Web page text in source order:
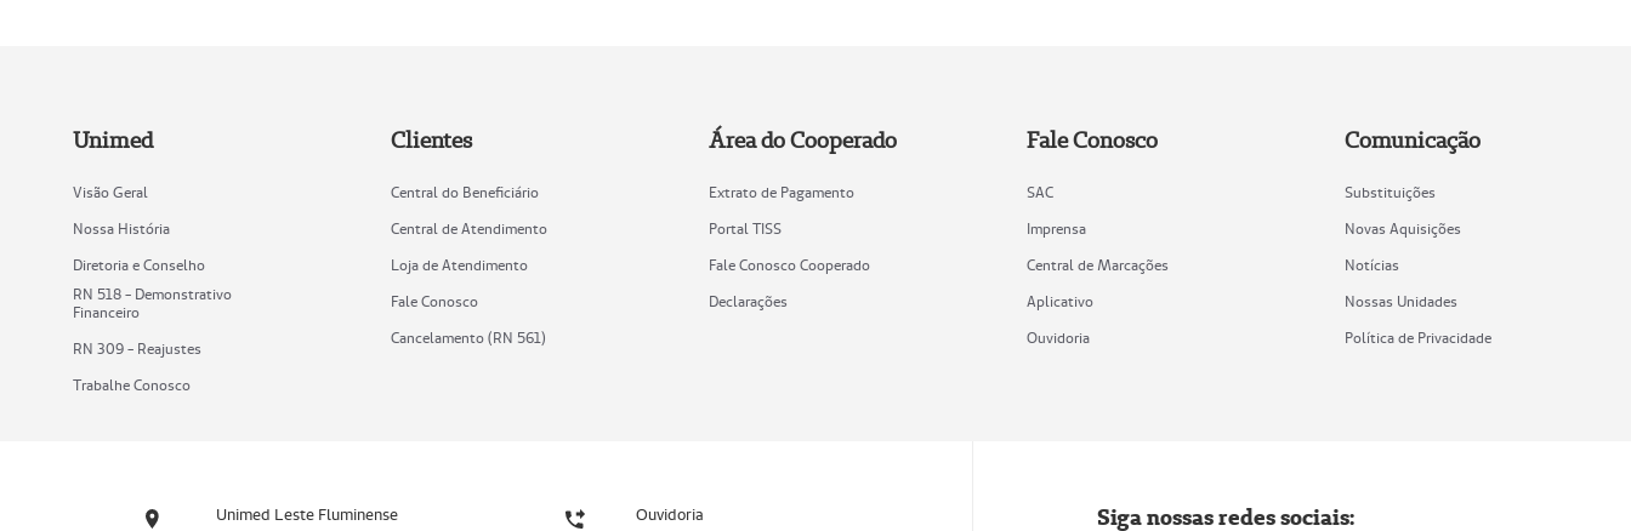
Unimed
Visão Geral
Nossa História
Diretoria e Conselho
RN 518 - Demonstrativo
Financeiro
RN 309 - Reajustes
Trabalhe Conosco
Clientes
Central do Beneficiário
Central de Atendimento
Loja de Atendimento
Fale Conosco
Cancelamento (RN 561)
Área do Cooperado
Extrato de Pagamento
Portal TISS
Fale Conosco Cooperado
Declarações
Fale Conosco
SAC
Imprensa
Central de Marcações
Aplicativo
Ouvidoria
Comunicação
Substituições
Novas Aquisições
Notícias
Nossas Unidades
Política de Privacidade
Unimed Leste Fluminense Ouvidoria Siga nossas redes sociais: